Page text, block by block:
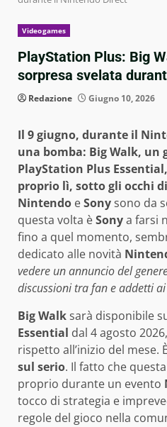
Videogames
PlayStation Plus: Big
sorpresa svelata
Redazione Giugno 10, 2026
Il 9 giugno, durante il
una bomba: Big Walk, un
PlayStation Plus
proprio lì, sotto gli occhi
Nintendo eSonysono da
questa volta èSonya farsi
fino a quel momento,
dedicato alle novità
vedere un annuncio del
discussioni tra fan e addetti
Big Walksarà disponibile
Essential dal 4 agosto
rispetto all’inizio del mese.
sul serio. Il fatto che
proprio durante un evento
tocco di strategia e
regole del gioco nella